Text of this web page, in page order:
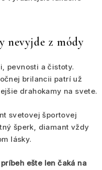
nevyjde z módy
pevnosti a čistoty.
brilancii patrí už
drahokamy na svete.
svetovej športovej
šperk, diamant vždy
lásky.
ešte len čaká na